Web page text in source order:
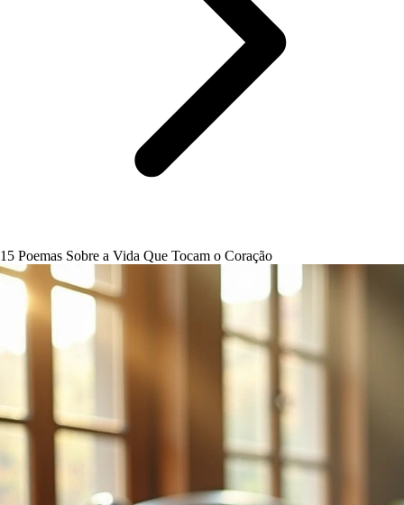
15 Poemas Sobre a Vida Que Tocam o Coração